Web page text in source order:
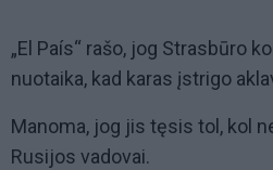
„El País“ rašo, jog Strasbūro
nuotaika, kad karas įstrigo
Manoma, jog jis tęsis tol, kol
Rusijos vadovai.